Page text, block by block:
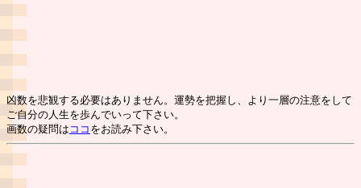
凶数を悲観する必要はありません。運勢を把握し、より一層の注意をして
ご自分の人生を歩んでいって下さい。
画数の疑問は ココ をお読み下さい。